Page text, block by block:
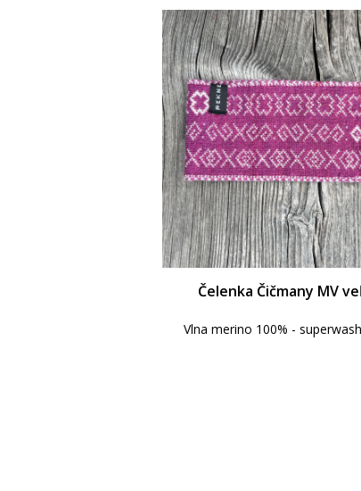
Čelenka Čičmany MV
Vlna merino 100% - superwash